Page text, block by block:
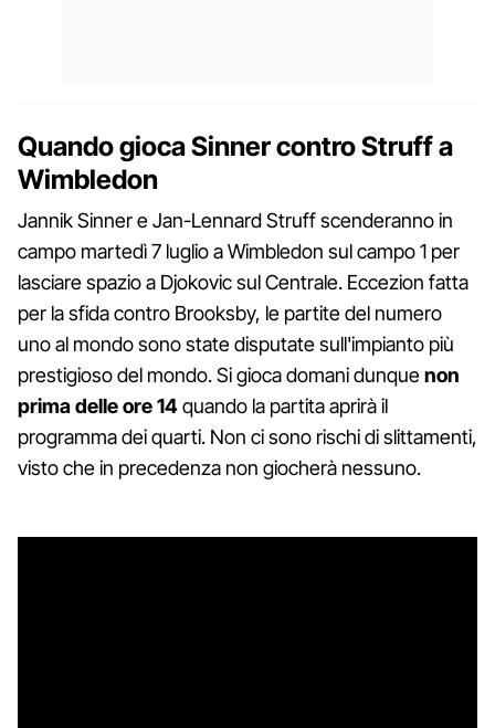
Quando gioca Sinner contro Struff a
Wimbledon
Jannik Sinner e Jan-Lennard Struff scenderanno in
campo martedì 7 luglio a Wimbledon sul campo 1 per
lasciare spazio a Djokovic sul Centrale. Eccezion fatta
per la sfida contro Brooksby, le partite del numero
uno al mondo sono state disputate sull'impianto più
prestigioso del mondo. Si gioca domani dunquenon
prima delle ore 14quando la partita aprirà il
programma dei quarti. Non ci sono rischi di slittamenti,
visto che in precedenza non giocherà nessuno.